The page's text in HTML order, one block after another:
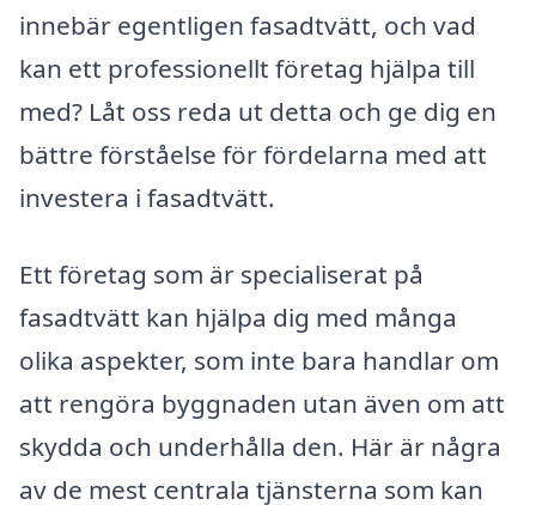
innebär egentligen fasadtvätt, och vad
kan ett professionellt företag hjälpa till
med? Låt oss reda ut detta och ge dig en
bättre förståelse för fördelarna med att
investera i fasadtvätt.
Ett företag som är specialiserat på
fasadtvätt kan hjälpa dig med många
olika aspekter, som inte bara handlar om
att rengöra byggnaden utan även om att
skydda och underhålla den. Här är några
av de mest centrala tjänsterna som kan